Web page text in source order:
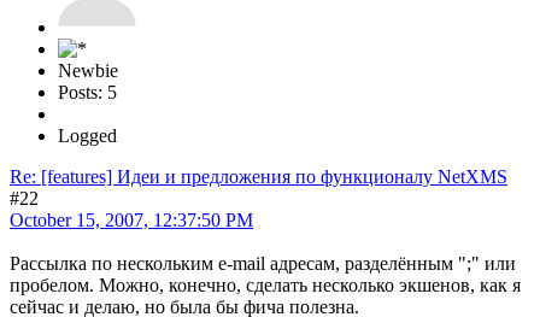
Newbie
Posts: 5
Logged
Re: [features] Идеи и предложения по функционалу NetXMS
#22
October 15, 2007, 12:37:50 PM
Рассылка по нескольким e-mail адресам, разделённым ";" или
пробелом. Можно, конечно, сделать несколько экшенов, как я
сейчас и делаю, но была бы фича полезна.